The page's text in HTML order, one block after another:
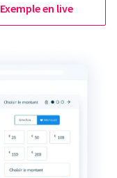
Exemple en live